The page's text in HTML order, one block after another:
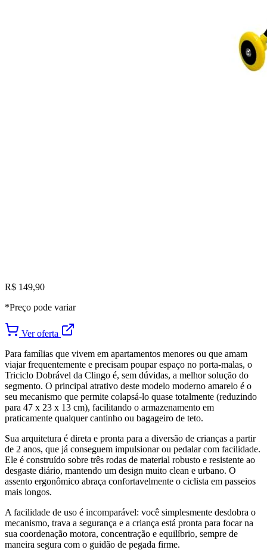
R$ 149,90
*Preço pode variar
Ver oferta
Para famílias que vivem em apartamentos menores ou que amam
viajar frequentemente e precisam poupar espaço no porta-malas, o
Triciclo Dobrável da Clingo é, sem dúvidas, a melhor solução do
segmento. O principal atrativo deste modelo moderno amarelo é o
seu mecanismo que permite colapsá-lo quase totalmente (reduzindo
para 47 x 23 x 13 cm), facilitando o armazenamento em
praticamente qualquer cantinho ou bagageiro de teto.
Sua arquitetura é direta e pronta para a diversão de crianças a partir
de 2 anos, que já conseguem impulsionar ou pedalar com facilidade.
Ele é construído sobre três rodas de material robusto e resistente ao
desgaste diário, mantendo um design muito clean e urbano. O
assento ergonômico abraça confortavelmente o ciclista em passeios
mais longos.
A facilidade de uso é incomparável: você simplesmente desdobra o
mecanismo, trava a segurança e a criança está pronta para focar na
sua coordenação motora, concentração e equilíbrio, sempre de
maneira segura com o guidão de pegada firme.